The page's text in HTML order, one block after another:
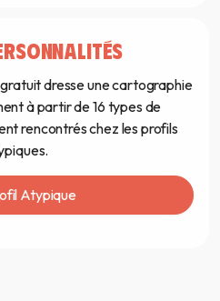
dresse une cartographie
à partir de 16 types de
rencontrés chez les profils
Atypique